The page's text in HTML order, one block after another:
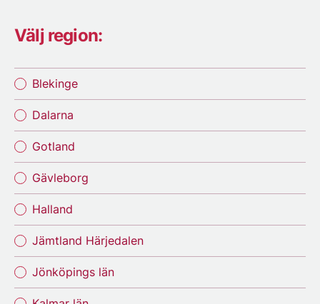
Välj region:
Blekinge
Dalarna
Gotland
Gävleborg
Halland
Jämtland Härjedalen
Jönköpings län